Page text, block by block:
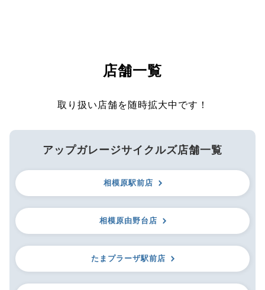
店舗一覧
取り扱い店舗を随時拡大中です！
アップガレージサイクルズ店舗一覧
相模原駅前店
相模原由野台店
たまプラーザ駅前店